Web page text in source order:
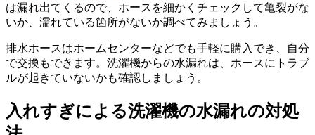
は漏れ出てくるので、ホースを細かくチェックして亀裂がな
いか、濡れている箇所がないか調べてみましょう。
排水ホースはホームセンターなどでも手軽に購入でき、自分
で交換もできます。洗濯機からの水漏れは、ホースにトラブ
ルが起きていないかも確認しましょう。
入れすぎによる洗濯機の水漏れの対処